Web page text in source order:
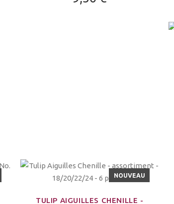
NOUVEAU
TULIP AIGUILLES CHENILLE -